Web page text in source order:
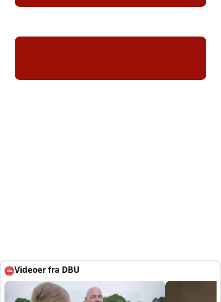
Videoer fra DBU